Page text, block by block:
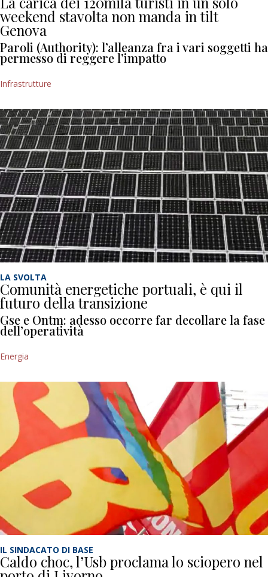
weekend stavolta non manda in tilt
Genova
Paroli (Authority): l’alleanza fra i vari soggetti ha
permesso di reggere l’impatto
Infrastrutture
LA SVOLTA
Comunità energetiche portuali, è qui il
futuro della transizione
Gse e Ontm: adesso occorre far decollare la fase
dell’operatività
Energia
IL SINDACATO DI BASE
Caldo choc, l’Usb proclama lo sciopero nel